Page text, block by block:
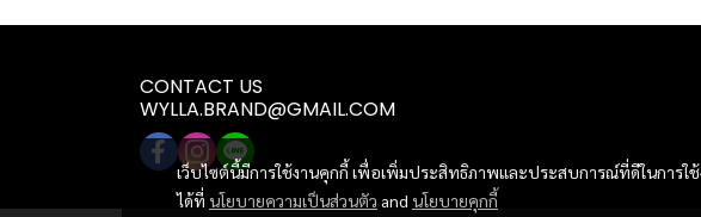
เว็บไซต์นี้มีการใช้งานคุกกี้ เพื่อเพิ่มประสิทธิภาพและประสบการณ์ที่ดีในการใ
ได้ที่ นโยบายความเป็นส่วนตัว and นโยบายคุกกี้
CONTACT US
WYLLA.BRAND@GMAIL.COM